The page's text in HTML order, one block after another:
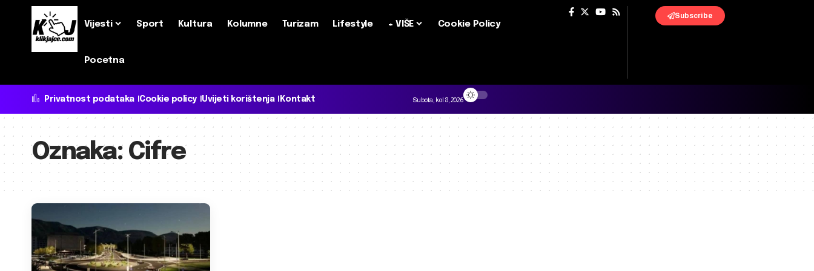
Vijesti Sport Kultura Kolumne Turizam Lifestyle + VIŠE Cookie Policy
Pocetna
Subscribe
Privatnost podataka Cookie policy Uvijeti korištenja Kontakt Subota, kol 8, 2026
Oznaka: Cifre